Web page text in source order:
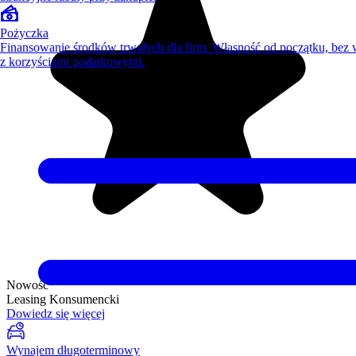
Nowość
Leasing Konsumencki
Dowiedz się więcej
Wynajem długoterminowy
Pożyczka
Finansowanie środków trwałych dla firm. Własność od początku, bez
z korzyściami podatkowymi.